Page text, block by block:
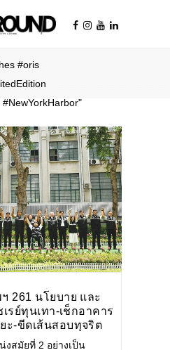
#oris
261 นโยบาย และ
เรย์ทุนเทา-เช็กอาคาร
ะ-ขีดเส้นสอบทุจริต
งสมัยที่ 2 อย่างเป็น